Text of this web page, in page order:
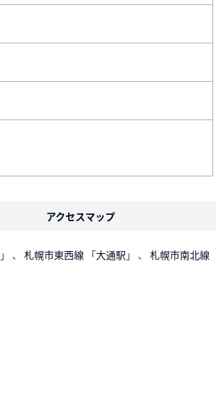
アクセスマップ
」 、 札幌市東西線 「大通駅 」 、 札幌市南北線